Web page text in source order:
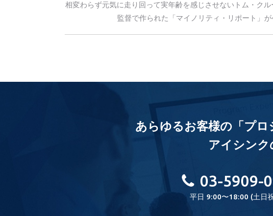
相変わらず元気に走り回って実年齢を感じさせないトム・ク
監督で作られた「マイノリティ・リポート」
あらゆるお客様の「プロ
アイシンク
03-5909-
平日 9:00〜18:00 (土日